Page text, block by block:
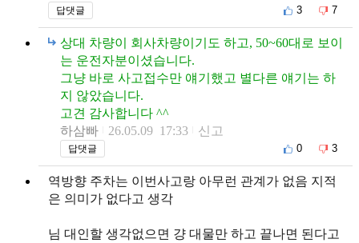
답댓글 3 7
상대 차량이 회사차량이기도 하고, 50~60대로 보이
는 운전자분이셨습니다.
그냥 바로 사고접수만 얘기했고 별다른 얘기는 하
지 않았습니다.
고견 감사합니다 ^^
하삼빠
26.05.09 17:33 신고
답댓글 0 3
역방향 주차는 이번사고랑 아무런 관계가 없음 지적
은 의미가 없다고 생각
님 대인할 생각없으면 걍 대물만 하고 끝나면 된다고